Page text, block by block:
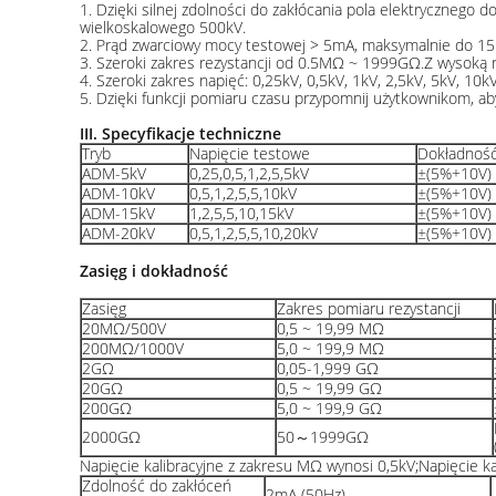
1. Dzięki silnej zdolności do zakłócania pola
wielkoskalowego 500kV.
2. Prąd zwarciowy mocy testowej > 5mA, maksymalnie do
3. Szeroki zakres rezystancji od 0.5MΩ ~ 1999GΩ.Z wysoką
4. Szeroki zakres napięć: 0,25kV, 0,5kV, 1kV, 2,5kV, 5kV,
5. Dzięki funkcji pomiaru czasu przypomnij użytkownikom,
III. Specyfikacje techniczne
Tryb
Napięcie testowe
ADM-5kV
0,25,0,5,1,2,5,5kV
±(5%+10V)
ADM-10kV
0,5,1,2,5,5,10kV
±(5%+10V)
ADM-15kV
1,2,5,5,10,15kV
±(5%+10V)
ADM-20kV
0,5,1,2,5,5,10,20kV
±(5%+10V)
Zasięg i dokładność
Zasięg
Zakres pomiaru rezystancji
20MΩ/500V
0,5 ~ 19,99 MΩ
200MΩ/1000V
5,0 ~ 199,9 MΩ
2GΩ
0,05-1,999 GΩ
20GΩ
0,5 ~ 19,99 GΩ
200GΩ
5,0 ~ 199,9 GΩ
2000GΩ
50～1999GΩ
Napięcie kalibracyjne z zakresu MΩ wynosi 0,5kV;Napięcie
Zdolność do zakłóceń